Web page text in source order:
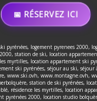
📅 RÉSERVEZ ICI
pyrénées, logement pyrenees 2000,
station de ski, location
myrtilles, location appartement ski
ski pyrénées, séjour au ski, séjour
www.ski.ovh, www.montagne.ovh,
station de ski pyrénées,
résidence les myrtilles, location
pyrénées 2000, location studio